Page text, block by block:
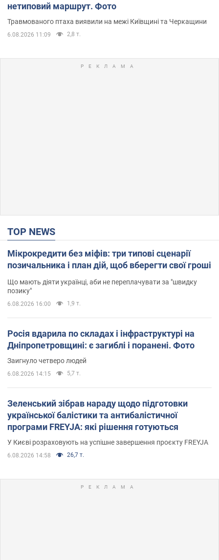
нетиповий маршрут. Фото
Травмованого птаха виявили на межі Київщині та Черкащини
6.08.2026 11:09 2,8 т.
TOP NEWS
Мікрокредити без міфів: три типові сценарії
позичальника і план дій, щоб вберегти свої гроші
Що мають діяти українці, аби не переплачувати за "швидку
позику"
6.08.2026 16:00 1,9 т.
Росія вдарила по складах і інфраструктурі на
Дніпропетровщині: є загиблі і поранені. Фото
Заигнуло четверо людей
6.08.2026 14:15 5,7 т.
Зеленський зібрав нараду щодо підготовки
української балістики та антибалістичної
програми FREYJA: які рішення готуються
У Києві розраховують на успішне завершення проєкту FREYJA
6.08.2026 14:58 26,7 т.